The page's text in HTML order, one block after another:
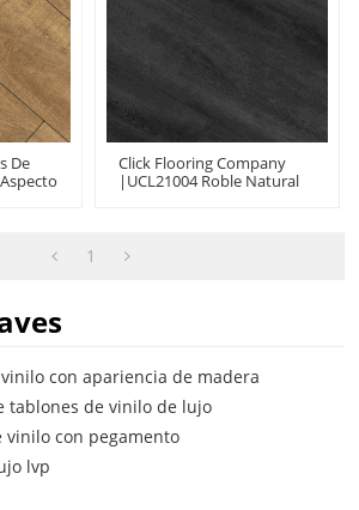
De
Click Flooring Company
|UCL21004 Roble Natural
1
con apariencia de madera
tablones de vinilo de lujo
vinilo con pegamento
lvp